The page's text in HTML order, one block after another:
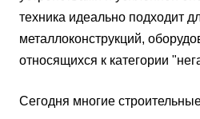
техника идеально подходит
металлоконструкций,
относящихся к категории
Сегодня многие